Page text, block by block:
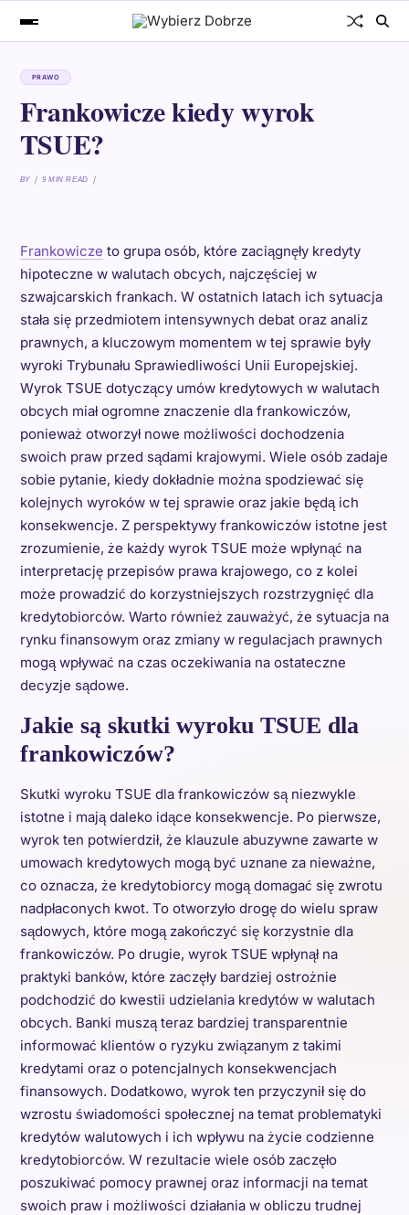
PRAWO
Frankowicze kiedy wyrok
TSUE?
BY 9 MIN READ
Frankowicze to grupa osób, które zaciągnęły kredyty
hipoteczne w walutach obcych, najczęściej w
szwajcarskich frankach. W ostatnich latach ich sytuacja
stała się przedmiotem intensywnych debat oraz analiz
prawnych, a kluczowym momentem w tej sprawie były
wyroki Trybunału Sprawiedliwości Unii Europejskiej.
Wyrok TSUE dotyczący umów kredytowych w walutach
obcych miał ogromne znaczenie dla frankowiczów,
ponieważ otworzył nowe możliwości dochodzenia
swoich praw przed sądami krajowymi. Wiele osób zadaje
sobie pytanie, kiedy dokładnie można spodziewać się
kolejnych wyroków w tej sprawie oraz jakie będą ich
konsekwencje. Z perspektywy frankowiczów istotne jest
zrozumienie, że każdy wyrok TSUE może wpłynąć na
interpretację przepisów prawa krajowego, co z kolei
może prowadzić do korzystniejszych rozstrzygnięć dla
kredytobiorców. Warto również zauważyć, że sytuacja na
rynku finansowym oraz zmiany w regulacjach prawnych
mogą wpływać na czas oczekiwania na ostateczne
decyzje sądowe.
Jakie są skutki wyroku TSUE dla
frankowiczów?
Skutki wyroku TSUE dla frankowiczów są niezwykle
istotne i mają daleko idące konsekwencje. Po pierwsze,
wyrok ten potwierdził, że klauzule abuzywne zawarte w
umowach kredytowych mogą być uznane za nieważne,
co oznacza, że kredytobiorcy mogą domagać się zwrotu
nadpłaconych kwot. To otworzyło drogę do wielu spraw
sądowych, które mogą zakończyć się korzystnie dla
frankowiczów. Po drugie, wyrok TSUE wpłynął na
praktyki banków, które zaczęły bardziej ostrożnie
podchodzić do kwestii udzielania kredytów w walutach
obcych. Banki muszą teraz bardziej transparentnie
informować klientów o ryzyku związanym z takimi
kredytami oraz o potencjalnych konsekwencjach
finansowych. Dodatkowo, wyrok ten przyczynił się do
wzrostu świadomości społecznej na temat problematyki
kredytów walutowych i ich wpływu na życie codzienne
kredytobiorców. W rezultacie wiele osób zaczęło
poszukiwać pomocy prawnej oraz informacji na temat
swoich praw i możliwości działania w obliczu trudnej